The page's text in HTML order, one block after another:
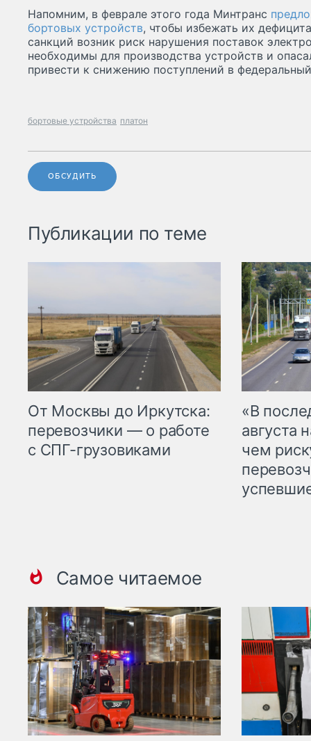
Напомним, в феврале этого года Минтранс
бортовых устройств, чтобы избежать их
санкций возник риск нарушения поставок
необходимы для производства устройств и
привести к снижению поступлений в
бортовые устройства платон
ОБСУДИТЬ
Публикации по теме
От Москвы до Иркутска:
перевозчики — о работе
с СПГ-грузовиками
«В
августа
чем
Самое читаемое